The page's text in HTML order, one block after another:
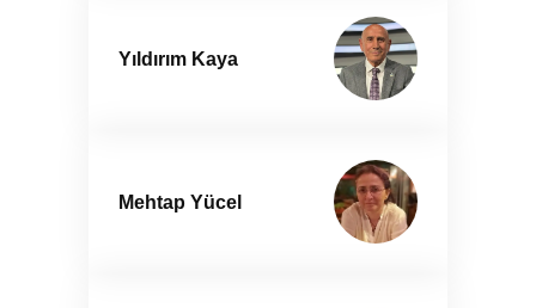
Yıldırım Kaya
Mehtap Yücel